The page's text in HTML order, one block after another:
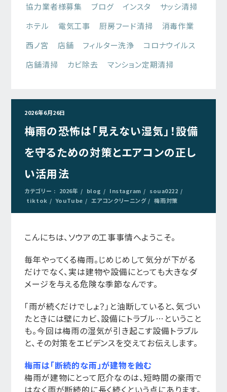
協力業者様募集
ブログ インスタ
サッシ清掃
ホテル
電気工事 厨房フード清掃
消毒作業
西ノ宮
店舗 フィルター洗浄
コロナウイルス
店舗清掃
カビ除去 マンション定期清掃
2026年6月26日
梅雨の恐怖は「見えない湿気」！設備
を守るための対策とエアコンの正し
い活用法
カテゴリー : 2026年 blog Instagram
soua0222
tiktok
YouTube エアコンクリーニング 梅雨対策
こんにちは、ソウアの工事事情へようこそ。
毎年やってくる梅雨。じめじめして気分が下がる
だけでなく、実は建物や設備にとっても大きなダ
メージを与える危険な季節なんです。
「雨が続くだけでしょ？」と油断していると、気づい
たときには壁にカビ、設備にトラブル…ということ
も。今回は梅雨の湿気が引き起こす設備トラブル
と、その対策をエビデンスを交えてお伝えします。
梅雨は「断続的な雨」が建物を蝕む
梅雨が建物にとって厄介なのは、短時間の豪雨で
はなく雨が断続的に長く続くという点にあります。